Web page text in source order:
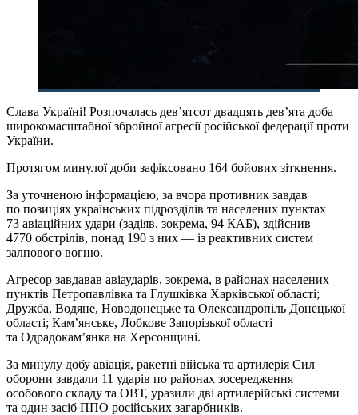
Слава Україні! Розпочалась дев’ятсот двадцять дев’ята доба
широкомасштабної збройної агресії російської федерації проти
України.
Протягом минулої доби зафіксовано 164 бойових зіткнення.
За уточненою інформацією, за вчора противник завдав
по позиціях українських підрозділів та населених пунктах
73 авіаційних удари (задіяв, зокрема, 94 КАБ), здійснив
4770 обстрілів, понад 190 з них — із реактивних систем
залпового вогню.
Агресор завдавав авіаударів, зокрема, в районах населених
пунктів Петропавлівка та Глушківка Харківської області;
Дружба, Водяне, Новодонецьке та Олександропіль Донецької
області; Кам’янське, Лобкове Запорізької області
та Одрадокам’янка на Херсонщині.
За минулу добу авіація, ракетні війська та артилерія Сил
оборони завдали 11 ударів по районах зосередження
особового складу та ОВТ, уразили дві артилерійські системи
та один засіб ППО російських загарбників.